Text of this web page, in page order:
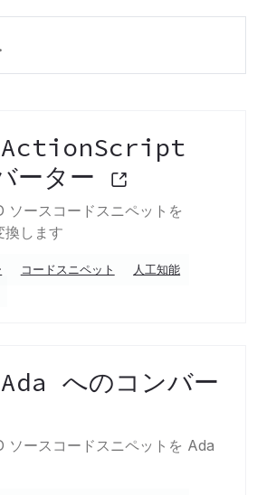
ActionScript
ーター
ースコードスニペットを
します
コードスニペット
人工知能
へのコンバー
ソースコードスニペットを Ada